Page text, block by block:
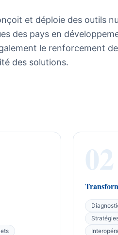
et déploie des outils
des pays en
le renforcement
des solutions.
02